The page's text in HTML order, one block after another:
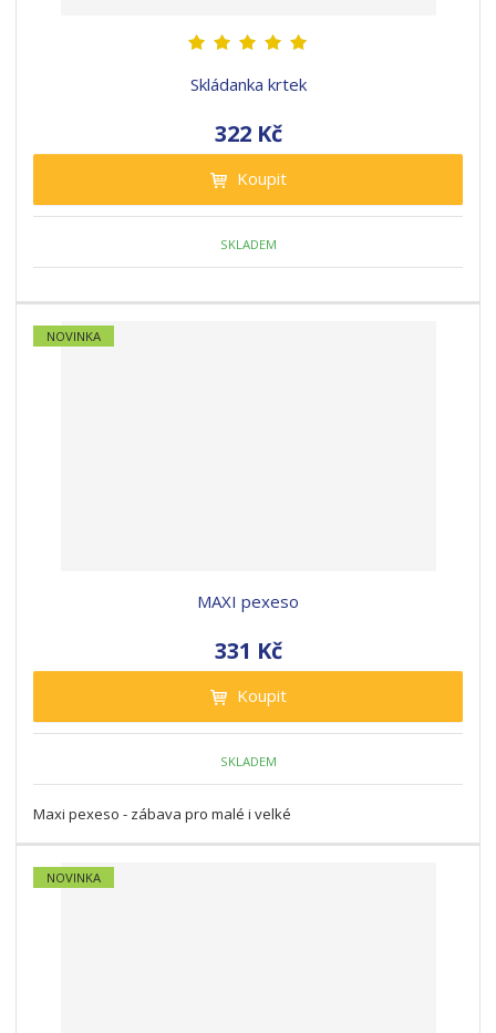
Skládanka krtek
322 Kč
Koupit
SKLADEM
NOVINKA
MAXI pexeso
331 Kč
Koupit
SKLADEM
Maxi pexeso - zábava pro malé i velké
NOVINKA